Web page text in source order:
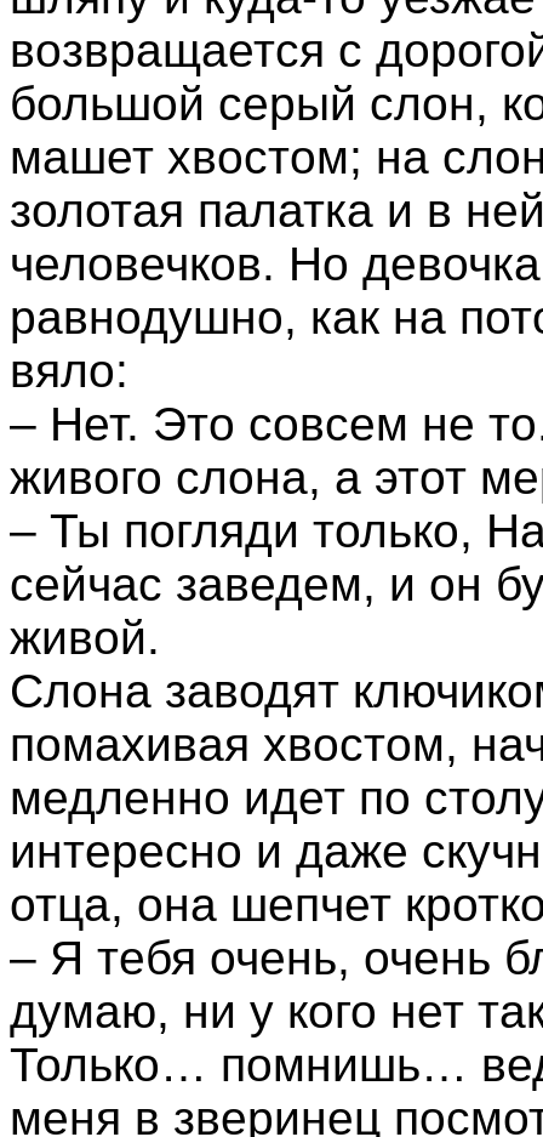
возвращается с
большой серый слон,
машет хвостом; на
золотая палатка и в
человечков. Но
равнодушно, как на
вяло:
– Нет. Это совсем не
живого слона, а этот
– Ты погляди только,
сейчас заведем, и он
живой.
Слона заводят
помахивая хвостом,
медленно идет по
интересно и даже
отца, она шепчет
– Я тебя очень, очень
думаю, ни у кого нет
Только… помнишь…
меня в зверинец